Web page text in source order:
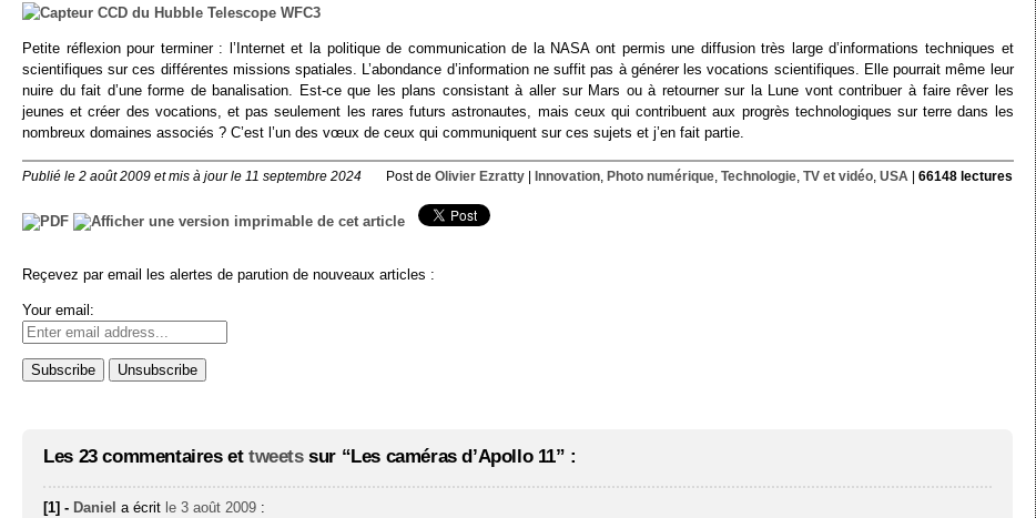
Petite réflexion pour terminer : l’Internet et la politique de communication de la NASA ont permis une diffusion très large d’informations techniques et
scientifiques sur ces différentes missions spatiales. L’abondance d’information ne suffit pas à générer les vocations scientifiques. Elle pourrait même leur
nuire du fait d’une forme de banalisation. Est-ce que les plans consistant à aller sur Mars ou à retourner sur la Lune vont contribuer à faire rêver les
jeunes et créer des vocations, et pas seulement les rares futurs astronautes, mais ceux qui contribuent aux progrès technologiques sur terre dans les
nombreux domaines associés ? C’est l’un des vœux de ceux qui communiquent sur ces sujets et j’en fait partie.
Publié le 2 août 2009 et mis à jour le 11 septembre 2024 Post de Olivier Ezratty| Innovation, Photo numérique, Technologie, TV et vidéo, USA 66148 lectures
Reçevez par email les alertes de parution de nouveaux articles :
Your email:
Les 23 commentaires et tweetssur “Les caméras d’Apollo 11” :
[1] - Daniel a écrit le 3 août 2009 :